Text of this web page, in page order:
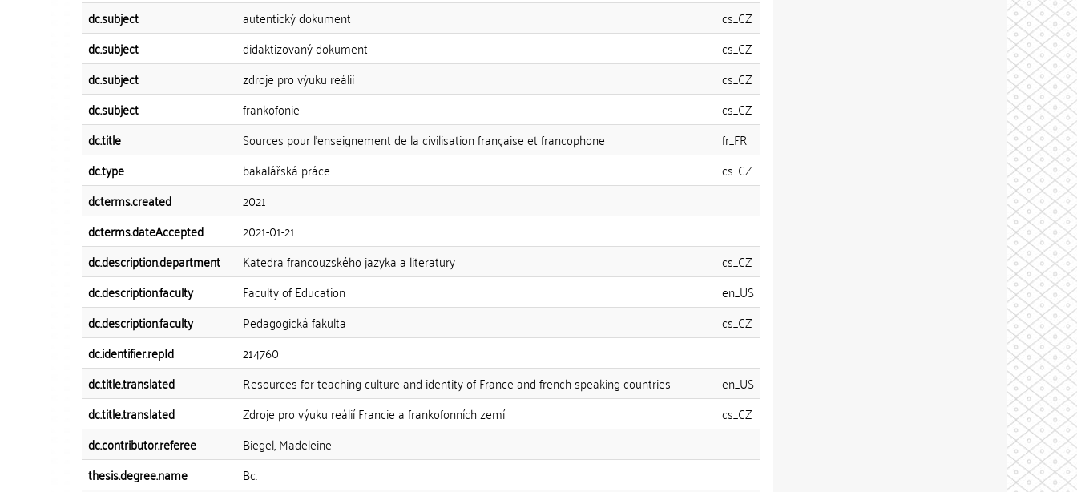
dc.subject
autentický dokument
cs_CZ
dc.subject
didaktizovaný dokument
cs_CZ
dc.subject
zdroje pro výuku reálií
cs_CZ
dc.subject
frankofonie
cs_CZ
dc.title
Sources pour l'enseignement de la civilisation française et francophone
fr_FR
dc.type
bakalářská práce
cs_CZ
dcterms.created
2021
dcterms.dateAccepted
2021-01-21
dc.description.department
Katedra francouzského jazyka a literatury
cs_CZ
dc.description.faculty
Faculty of Education
en_US
dc.description.faculty
Pedagogická fakulta
cs_CZ
dc.identifier.repId
214760
dc.title.translated
Resources for teaching culture and identity of France and french speaking countries
en_US
dc.title.translated
Zdroje pro výuku reálií Francie a frankofonních zemí
cs_CZ
dc.contributor.referee
Biegel, Madeleine
thesis.degree.name
Bc.